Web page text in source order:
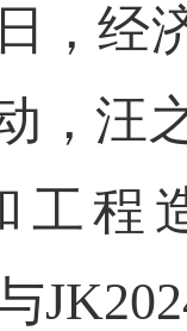
，经
，汪
工程